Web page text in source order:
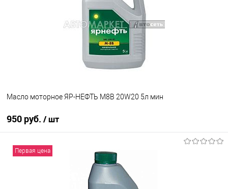
Масло моторное ЯР-НЕФТЬ М8В 20W20 5л мин
950 руб. / шт
Первая цена